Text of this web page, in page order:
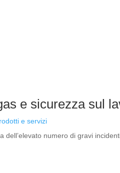
e sicurezza sul
e servizi
dell’elevato numero di gravi